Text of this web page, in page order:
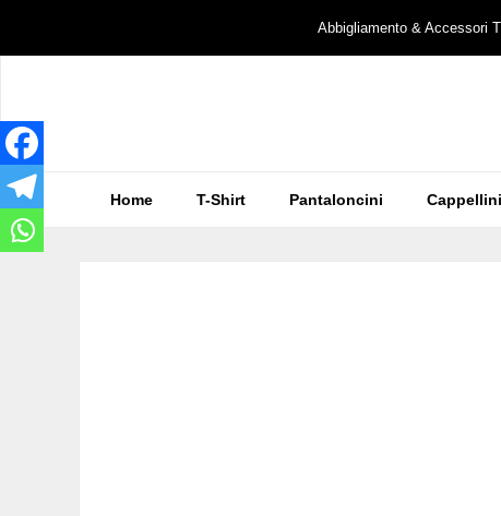
Abbigliamento & Accessori
Home T-Shirt Pantaloncini Cappellini